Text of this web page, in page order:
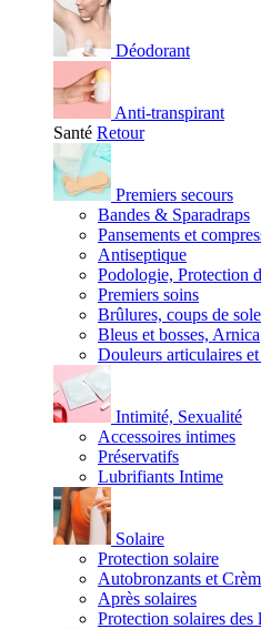
Déodorant
Anti-transpirant
Santé Retour
Premiers secours
Bandes & Sparadraps
Pansements et
Antiseptique
Podologie, Protection
Premiers soins
Brûlures, coups de
Bleus et bosses, Arnica
Douleurs articulaires
Intimité, Sexualité
Accessoires intimes
Préservatifs
Lubrifiants Intime
Solaire
Protection solaire
Autobronzants et
Après solaires
Protection solaires des